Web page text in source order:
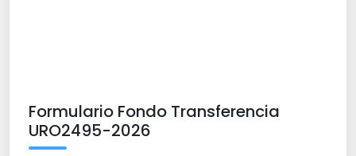
Formulario Fondo Transferencia
URO2495-2026